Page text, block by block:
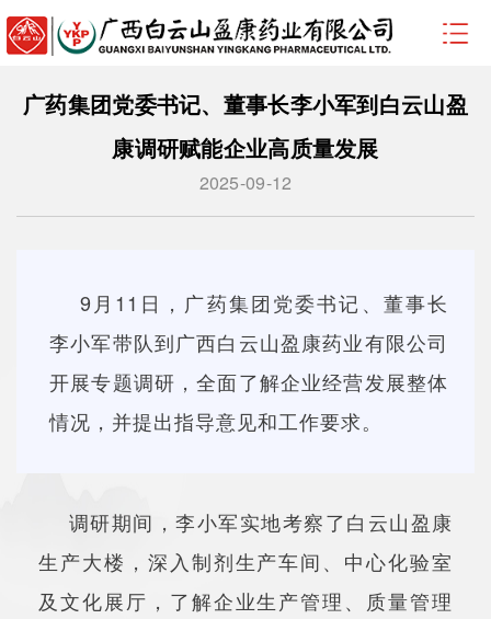
广药集团党委书记、董事长李小军到白云山盈
康调研赋能企业高质量发展
2025-09-12
9月11日，广药集团党委书记、董事长
李小军带队到广西白云山盈康药业有限公司
开展专题调研，全面了解企业经营发展整体
情况，并提出指导意见和工作要求。
调研期间，李小军实地考察了白云山盈康
生产大楼，深入制剂生产车间、中心化验室
及文化展厅，了解企业生产管理、质量管理